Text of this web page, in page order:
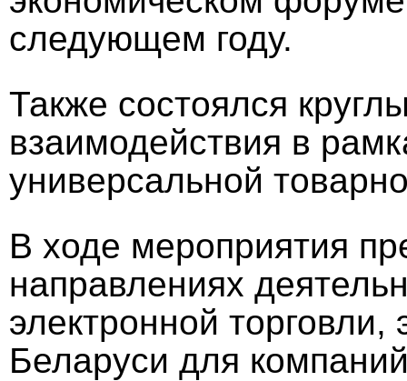
следующем году.
Также состоялся
взаимодействия в
универсальной
В ходе мероприятия
направлениях
электронной
Беларуси для